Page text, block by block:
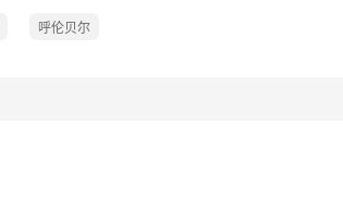
呼伦贝尔